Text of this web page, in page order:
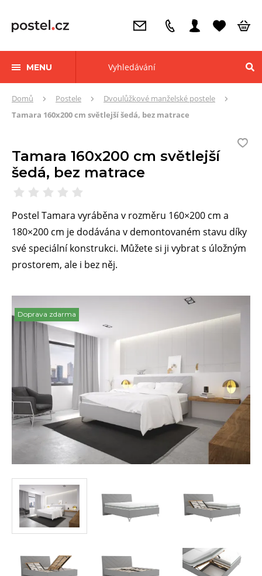
MENU
ZdeDomů Postele
Dvoulůžkové manželské postele
Tamara 160x200 cm světlejší šedá, bez matrace
Tamara 160x200 cm světlejší
šedá, bez matrace
Postel Tamara vyráběna v rozměru 160×200 cm a
180×200 cm je dodávána v demontovaném stavu díky
své speciální konstrukci. Můžete si ji vybrat s úložným
prostorem, ale i bez něj.
Doprava zdarma